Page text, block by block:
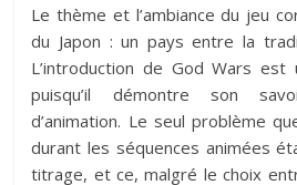
Le thème et l’ambiance du jeu
du Japon : un pays entre la
L’introduction de God Wars
puisqu’il démontre son
d’animation. Le seul problème
durant les séquences animées
titrage, et ce, malgré le choix